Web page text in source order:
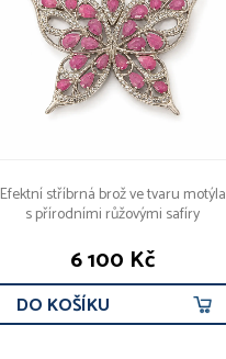
Efektní stříbrná brož ve tvaru motýla
s přírodními růžovými safíry
6 100 Kč
DO KOŠÍKU